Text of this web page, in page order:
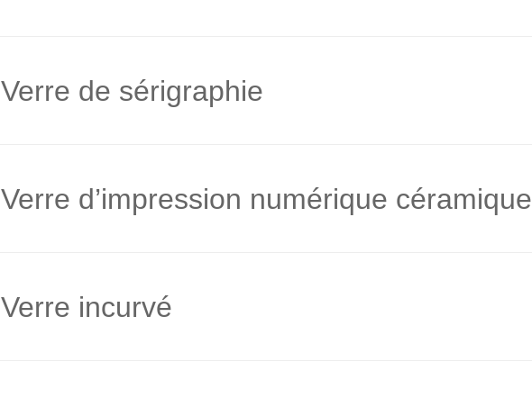
Verre de sérigraphie
Verre d’impression numérique céramique
Verre incurvé